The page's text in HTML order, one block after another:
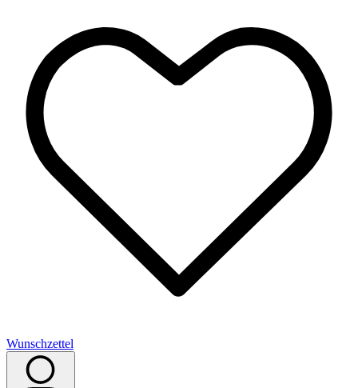
Wunschzettel